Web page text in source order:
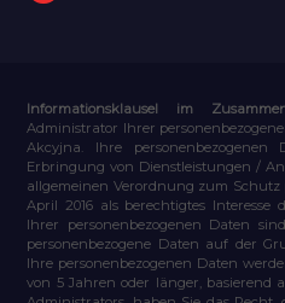
Informationsklausel im
Administrator Ihrer
Akcyjna. Ihre
Erbringung von Dienstleistungen /
allgemeinen Verordnung zum Schutz
April 2016 als berechtigtes Interesse
Ihrer personenbezogenen Daten
personenbezogene Daten auf der
Ihre personenbezogenen Daten
von 5 Jahren oder länger, basierend